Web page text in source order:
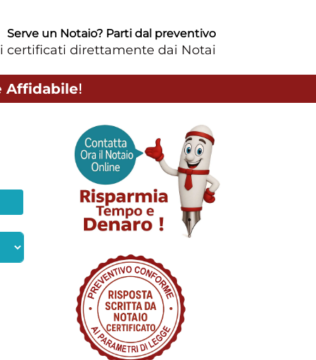
Serve un Notaio? Parti dal preventivo
certificati direttamente dai Notai
Affidabile!